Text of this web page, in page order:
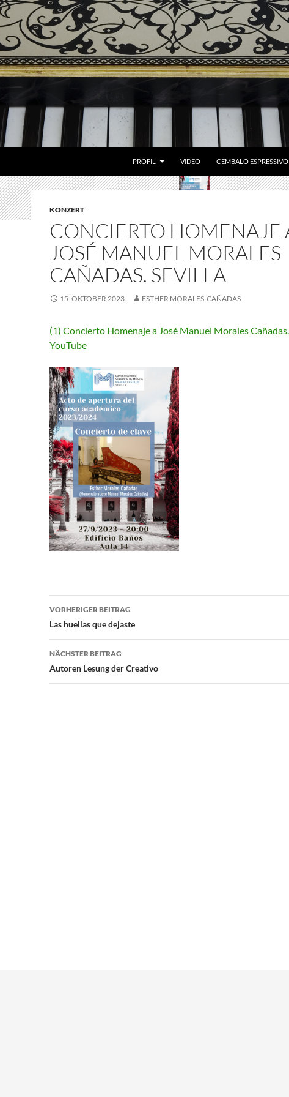
PROFIL
VIDEO CEMBALO ESPRESSIVO
KONZERT
CONCIERTO HOMENAJE
JOSÉ MANUEL MORALES
CAÑADAS. SEVILLA
15. OKTOBER 2023 ESTHER MORALES-CAÑADAS
(1) Concierto Homenaje a José Manuel Morales
YouTube
Beitragsnavigation
VORHERIGER BEITRAG
Las huellas que dejaste
NÄCHSTER BEITRAG
Autoren Lesung der Creativo